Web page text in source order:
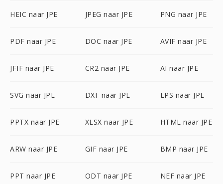
HEIC naar JPE JPEG naar JPE PNG naar JPE
PDF naar JPE DOC naar JPE AVIF naar JPE
JFIF naar JPE CR2 naar JPE AI naar JPE
SVG naar JPE DXF naar JPE EPS naar JPE
PPTX naar JPE XLSX naar JPE HTML naar JPE
ARW naar JPE GIF naar JPE BMP naar JPE
PPT naar JPE ODT naar JPE NEF naar JPE